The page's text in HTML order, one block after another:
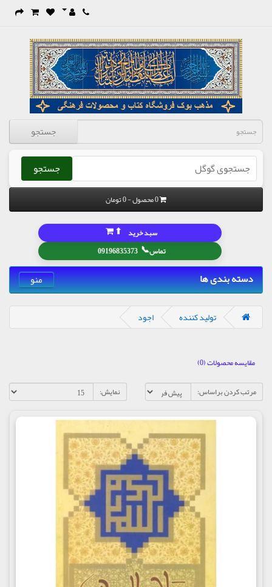
جستجو
جستجو
0 محصول - 0 تومان
تماس📞
09196835373
سبد خرید ⬆
دسته بندی ها منو
تولید کننده اجود
مقایسه محصولات (0)
مرتب کردن براساس:
نمایش: